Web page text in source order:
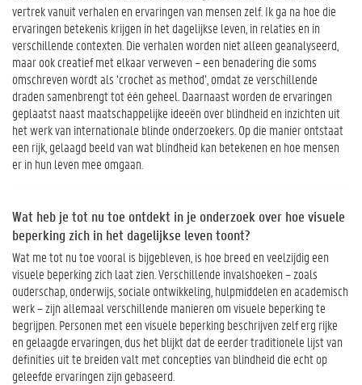
vertrek vanuit verhalen en ervaringen van mensen zelf. Ik ga na hoe die
ervaringen betekenis krijgen in het dagelijkse leven, in relaties en in
verschillende contexten. Die verhalen worden niet alleen geanalyseerd,
maar ook creatief met elkaar verweven – een benadering die soms
omschreven wordt als ‘crochet as method’, omdat ze verschillende
draden samenbrengt tot één geheel. Daarnaast worden de ervaringen
geplaatst naast maatschappelijke ideeën over blindheid en inzichten uit
het werk van internationale blinde onderzoekers. Op die manier ontstaat
een rijk, gelaagd beeld van wat blindheid kan betekenen en hoe mensen
er in hun leven mee omgaan.
Wat heb je tot nu toe ontdekt in je onderzoek over hoe visuele
beperking zich in het dagelijkse leven toont?
Wat me tot nu toe vooral is bijgebleven, is hoe breed en veelzijdig een
visuele beperking zich laat zien. Verschillende invalshoeken – zoals
ouderschap, onderwijs, sociale ontwikkeling, hulpmiddelen en academisch
werk – zijn allemaal verschillende manieren om visuele beperking te
begrijpen. Personen met een visuele beperking beschrijven zelf erg rijke
en gelaagde ervaringen, dus het blijkt dat de eerder traditionele lijst van
definities uit te breiden valt met concepties van blindheid die echt op
geleefde ervaringen zijn gebaseerd.